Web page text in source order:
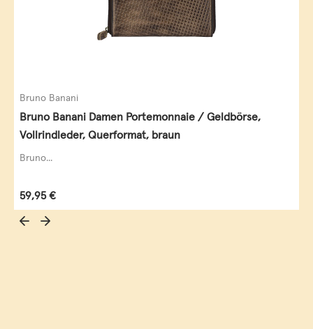
Bruno Banani
Bruno Banani Damen Portemonnaie / Geldbörse,
Vollrindleder, Querformat, braun
Bruno...
Regulärer Preis:
59,95 €